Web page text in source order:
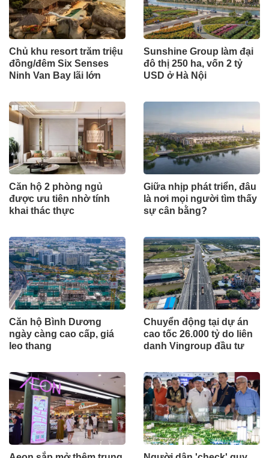
Chủ khu resort trăm triệu
đồng/đêm Six Senses
Ninh Van Bay lãi lớn
Sunshine Group làm đại
đô thị 250 ha, vốn 2 tỷ
USD ở Hà Nội
Căn hộ 2 phòng ngủ
được ưu tiên nhờ tính
khai thác thực
Giữa nhịp phát triển, đâu
là nơi mọi người tìm thấy
sự cân bằng?
Căn hộ Bình Dương
ngày càng cao cấp, giá
leo thang
Chuyển động tại dự án
cao tốc 26.000 tỷ do liên
danh Vingroup đầu tư